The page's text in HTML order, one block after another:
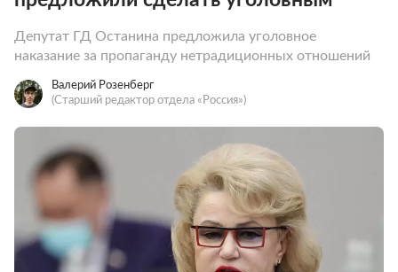
Депутат ГД Останина предложила уголовное
наказание за пропаганду нетрадиционных отношений
Валерий Розенберг
(Старший редактор отдела «Россия»)